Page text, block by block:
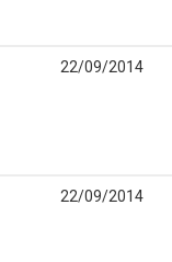
22/09/2014
22/09/2014